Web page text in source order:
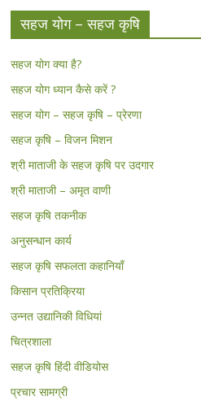
सहज योग – सहज कृषि
सहज योग क्या है?
सहज योग ध्यान कैसे करें ?
सहज योग – सहज कृषि – प्रेरणा
सहज कृषि – विजन मिशन
श्री माताजी के सहज कृषि पर उदगार
श्री माताजी – अमृत वाणी
सहज कृषि तकनीक
अनुसन्धान कार्य
सहज कृषि सफलता कहानियाँ
किसान प्रतिक्रिया
उन्नत उद्यानिकी विधियां
चित्रशाला
सहज कृषि हिंदी वीडियोस
प्रचार सामग्री